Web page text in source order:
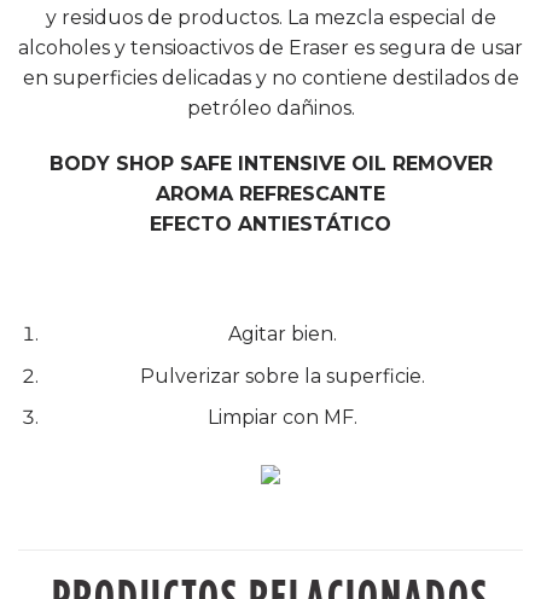
y residuos de productos. La mezcla especial de
alcoholes y tensioactivos de Eraser es segura de usar
en superficies delicadas y no contiene destilados de
petróleo dañinos.
BODY SHOP SAFE INTENSIVE OIL REMOVER
AROMA REFRESCANTE
EFECTO ANTIESTÁTICO
Agitar bien.
Pulverizar sobre la superficie.
Limpiar con MF.